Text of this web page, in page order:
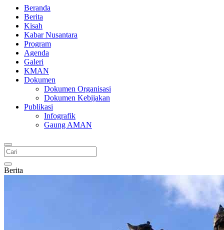
Beranda
Berita
Kisah
Kabar Nusantara
Program
Agenda
Galeri
KMAN
Dokumen
Dokumen Organisasi
Dokumen Kebijakan
Publikasi
Infografik
Gaung AMAN
Berita